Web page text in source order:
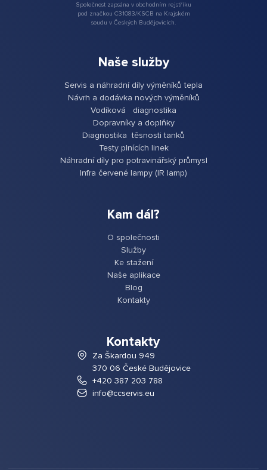
Společnost zapsána v obchodním rejstříku
pod značkou C31083/KSCB na Krajském
soudu v Českých Budějovicích.
Naše služby
Servis a náhradní díly výměníků tepla
Návrh a dodávka nových výměníků
Vodíková diagnostika
Dopravníky a doplňky
Diagnostika těsnosti tanků
Testy plnících linek
Náhradní díly pro potravinářský průmysl
Infra červené lampy (IR lamp)
Kam dál?
O společnosti
Služby
Ke stažení
Naše aplikace
Blog
Kontakty
Kontakty
Za Škardou 949
370 06 České Budějovice
+420 387 203 788
info@ccservis.eu